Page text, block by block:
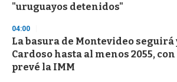
"uruguayos detenidos"
04:00
La basura de Montevideo seguirá
Cardoso hasta al menos 2055,
prevé la IMM